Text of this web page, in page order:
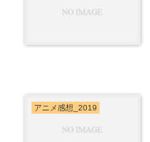
アニメ感想_2019